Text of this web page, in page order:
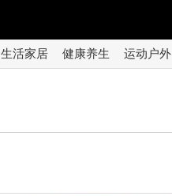
生活家居 健康养生 运动户外